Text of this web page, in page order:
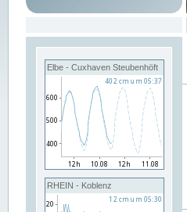
Elbe - Cuxhaven Steubenhöft
RHEIN - Koblenz